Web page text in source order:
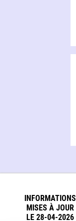
INFORMATIONS
MISES À JOUR
LE 28-04-2026